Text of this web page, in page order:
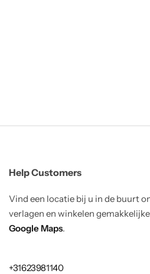
Help Customers
Vind een locatie bij u in de buurt
verlagen en winkelen
Google Maps.
+31623981140